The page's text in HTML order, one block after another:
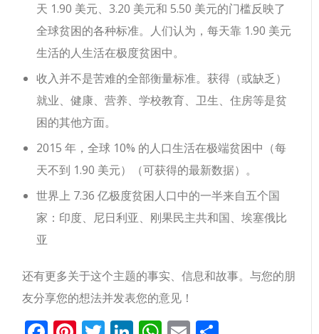
天 1.90 美元、3.20 美元和 5.50 美元的门槛反映了
全球贫困的各种标准。人们认为，每天靠 1.90 美元
生活的人生活在极度贫困中。
收入并不是苦难的全部衡量标准。获得（或缺乏）
就业、健康、营养、学校教育、卫生、住房等是贫
困的其他方面。
2015 年，全球 10% 的人口生活在极端贫困中（每
天不到 1.90 美元）（可获得的最新数据）。
世界上 7.36 亿极度贫困人口中的一半来自五个国
家：印度、尼日利亚、刚果民主共和国、埃塞俄比
亚
还有更多关于这个主题的事实、信息和故事。与您的朋
友分享您的想法并发表您的意见！